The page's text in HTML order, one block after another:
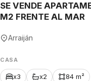
SE VENDE
M2 FRENTE AL MAR
Arraiján
CASA
x3 x2 84 m²